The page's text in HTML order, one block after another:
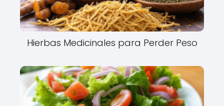
Hierbas Medicinales para Perder Peso